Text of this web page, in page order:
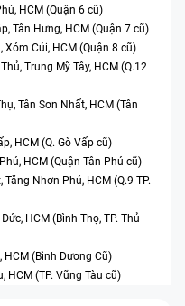
HCM (Quận 6 cũ)
Tân Hưng, HCM (Quận 7 cũ)
Xóm Củi, HCM (Quận 8 cũ)
Trung Mỹ Tây, HCM (Q.12
Tân Sơn Nhất, HCM (Tân
HCM (Q. Gò Vấp cũ)
HCM (Quận Tân Phú cũ)
Tăng Nhơn Phú, HCM (Q.9 TP.
HCM (Bình Thọ, TP. Thủ
HCM (Bình Dương Cũ)
HCM (TP. Vũng Tàu cũ)